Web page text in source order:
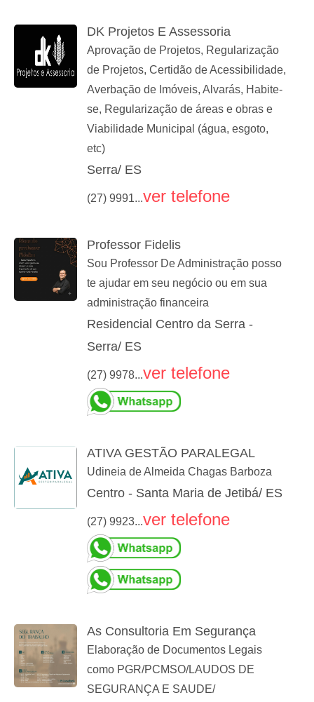
DK Projetos E Assessoria
Aprovação de Projetos, Regularização
de Projetos, Certidão de Acessibilidade,
Averbação de Imóveis, Alvarás, Habite-
se, Regularização de áreas e obras e
Viabilidade Municipal (água, esgoto,
etc)
Serra/ ES
(27) 9991...ver telefone
Professor Fidelis
Sou Professor De Administração posso
te ajudar em seu negócio ou em sua
administração financeira
Residencial Centro da Serra -
Serra/ ES
(27) 9978...ver telefone
ATIVA GESTÃO PARALEGAL
Udineia de Almeida Chagas Barboza
Centro - Santa Maria de Jetibá/ ES
(27) 9923...ver telefone
As Consultoria Em Segurança
Elaboração de Documentos Legais
como PGR/PCMSO/LAUDOS DE
SEGURANÇA E SAUDE/